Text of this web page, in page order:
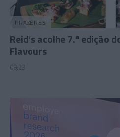
PRAZERES
Reid’s acolhe 7.ª edição
Flavours
08:23